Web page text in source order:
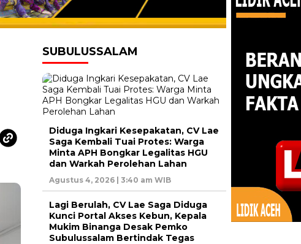
SUBULUSSALAM
Diduga Ingkari Kesepakatan, CV Lae
Saga Kembali Tuai Protes: Warga
Minta APH Bongkar Legalitas HGU
dan Warkah Perolehan Lahan
Agustus 4, 2026 | 3:40 am WIB
Lagi Berulah, CV Lae Saga Diduga
Kunci Portal Akses Kebun, Kepala
Mukim Binanga Desak Pemko
Subulussalam Bertindak Tegas